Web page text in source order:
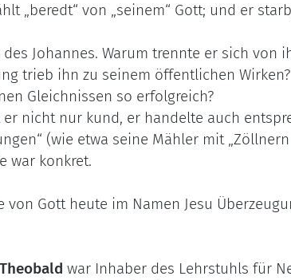
„beredt“ von „seinem“ Gott; und er
Johannes. Warum trennte er sich von
trieb ihn zu seinem öffentlichen Wirken?
Gleichnissen so erfolgreich?
er nicht nur kund, er handelte auch
(wie etwa seine Mähler mit
war konkret.
von Gott heute im Namen Jesu
war Inhaber des Lehrstuhls für